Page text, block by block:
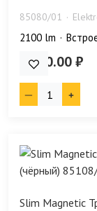
85080/01
2100 lm
7 380.00 ₽
Slim Magnetic